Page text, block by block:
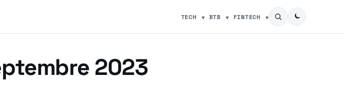
TECH BTB FINTECH
2023